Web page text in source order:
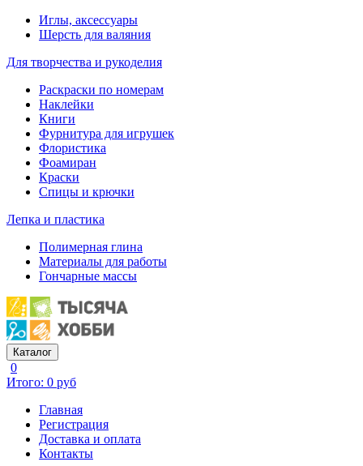
Иглы, аксессуары
Шерсть для валяния
Для творчества и рукоделия
Раскраски по номерам
Наклейки
Книги
Фурнитура для игрушек
Флористика
Фоамиран
Краски
Спицы и крючки
Лепка и пластика
Полимерная глина
Материалы для работы
Гончарные массы
Каталог
0
Итого: 0 руб
Главная
Регистрация
Доставка и оплата
Контакты